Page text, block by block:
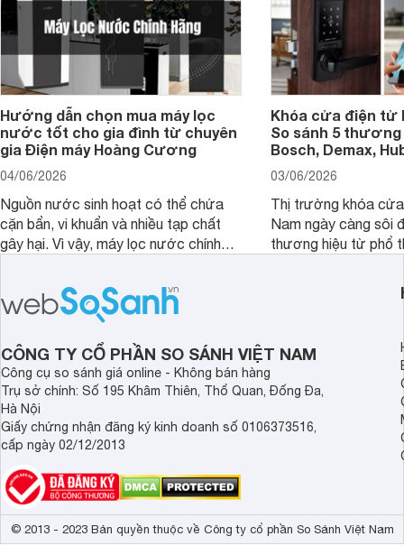
Hướng dẫn chọn mua máy lọc
nước tốt cho gia đình từ chuyên
gia Điện máy Hoàng Cương
04/06/2026
Nguồn nước sinh hoạt có thể chứa
cặn bẩn, vi khuẩn và nhiều tạp chất
gây hại. Vì vậy, máy lọc nước chính
sức khỏe và đảm bảo nguồn nước
sạch cho cả gia đình.
Khóa cửa điện tử
So sánh 5 thương
Bosch, Demax,
03/06/2026
Thị trường khóa
Nam ngày càng sôi
thương hiệu từ phổ
cửa điện tử hãng
sẽ so sánh 5
Demax, Hubert và
CÔNG TY CỔ PHẦN SO SÁNH VIỆT NAM
Công cụ so sánh giá online - Không bán hàng
Trụ sở chính: Số 195 Khâm Thiên, Thổ Quan, Đống Đa,
Hà Nội
Giấy chứng nhận đăng ký kinh doanh số 0106373516,
cấp ngày 02/12/2013
© 2013 - 2023 Bản quyền thuộc về Công ty cổ phần So Sánh Việt Nam